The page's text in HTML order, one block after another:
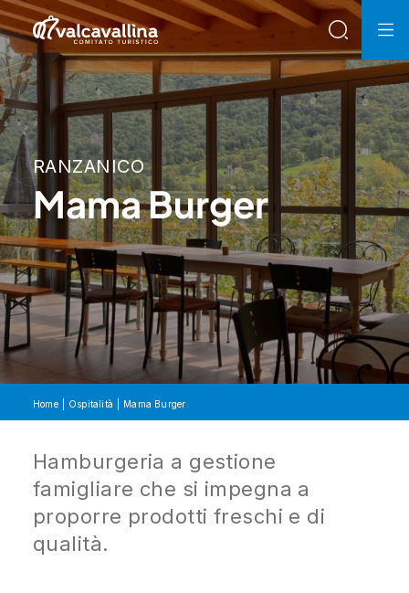
RANZANICO
Mama Burger
Home Ospitalità Mama Burger
Hamburgeria a gestione
famigliare che si impegna a
proporre prodotti freschi e di
qualità.